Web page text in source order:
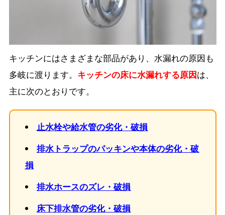
キッチンにはさまざまな部品があり、水漏れの原因も
多岐に渡ります。 キッチンの床に水漏れする原因は、
主に次のとおりです。
止水栓や給水管の劣化・破損
排水トラップのパッキンや本体の劣化・破
損
排水ホースのズレ・破損
床下排水管の劣化・破損